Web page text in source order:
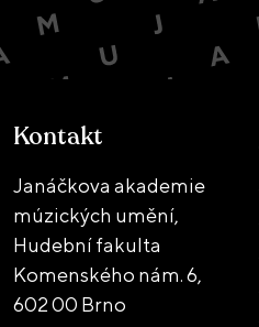
Kontakt
Janáčkova akademie
múzických umění,
Hudební fakulta
Komenského nám. 6,
602 00 Brno